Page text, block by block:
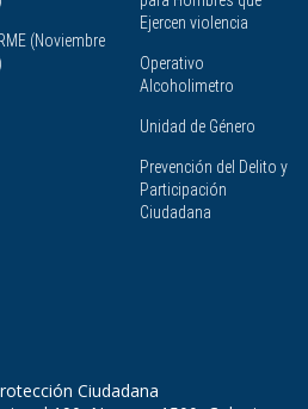
(Noviembre
Ejercen violencia
Operativo
Alcoholimetro
Unidad de Género
Prevención del Delito y
Participación
Ciudadana
Ciudadana